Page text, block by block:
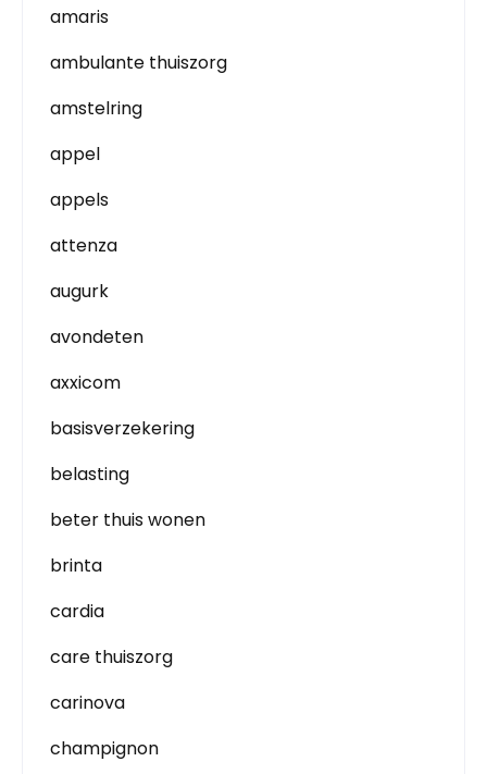
amaris
ambulante thuiszorg
amstelring
appel
appels
attenza
augurk
avondeten
axxicom
basisverzekering
belasting
beter thuis wonen
brinta
cardia
care thuiszorg
carinova
champignon